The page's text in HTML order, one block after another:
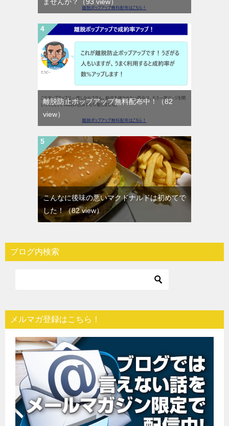
離脱防止ポップアップ無料配布中！（82
view）
こんなに後味の悪いマクドナルドは初めてで
した！（82 view）
ブログ内検索
メルマガ登録はこちら！